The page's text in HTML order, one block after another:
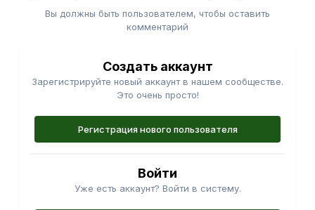
Вы должны быть пользователем, чтобы оставить
комментарий
Создать аккаунт
Зарегистрируйте новый аккаунт в нашем сообществе.
Это очень просто!
Регистрация нового пользователя
Войти
Уже есть аккаунт? Войти в систему.